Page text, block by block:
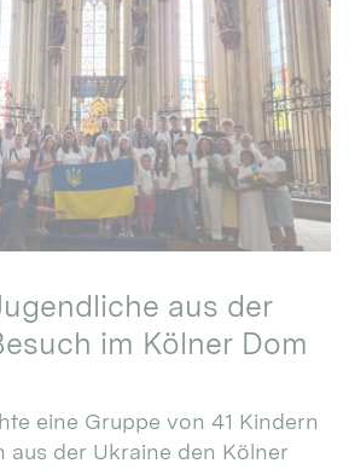
aus der
im Kölner Dom
eine Gruppe von 41 Kindern
aus der Ukraine den Kölner